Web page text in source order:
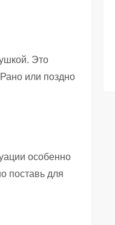
Это
или поздно
особенно
поставь для